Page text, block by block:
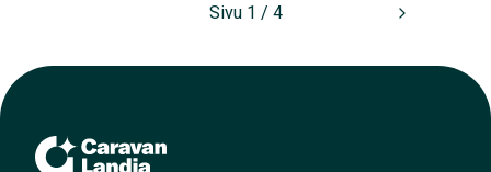
Sivu 1 / 4